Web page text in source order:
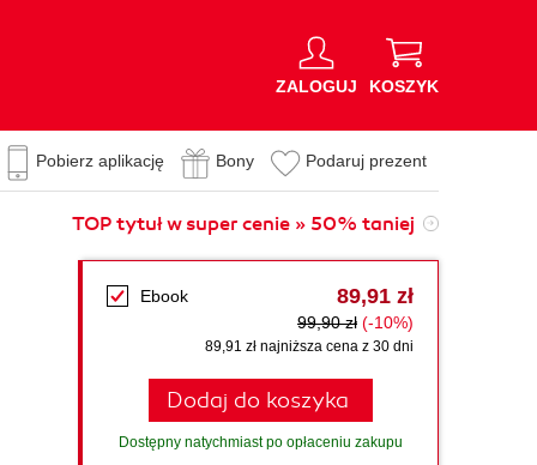
ZALOGUJ KOSZYK
Pobierz aplikację Bony Podaruj prezent
TOP tytuł w super cenie » 50% taniej
Ebook 89,91 zł
99,90 zł (-10%)
89,91 zł najniższa cena z 30 dni
Dodaj do koszyka
Dostępny natychmiast po opłaceniu zakupu